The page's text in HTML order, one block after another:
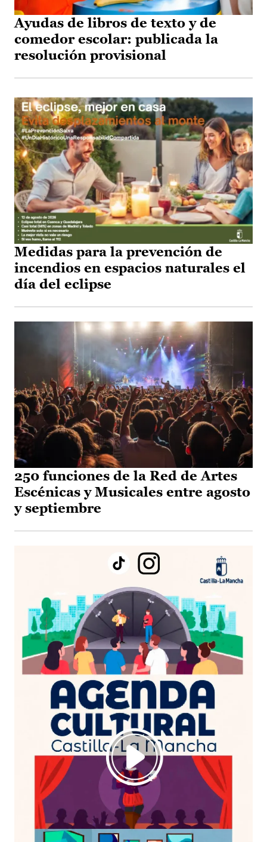
Ayudas de libros de texto y de
comedor escolar: publicada la
resolución provisional
Medidas para la prevención de
incendios en espacios naturales el
día del eclipse
250 funciones de la Red de Artes
Escénicas y Musicales entre agosto
y septiembre